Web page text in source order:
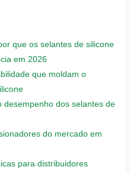
que os selantes de silicone
em 2026
que moldam o
desempenho dos selantes de
do mercado em
para distribuidores